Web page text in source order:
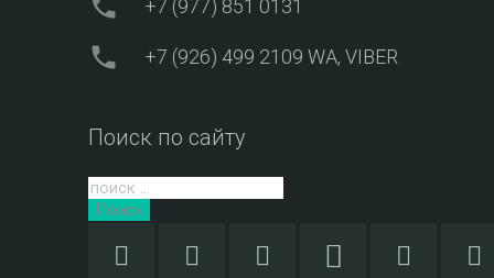
+7 (977) 851 0131
phone +7 (926) 499 2109 WA, VIBER
Поиск по сайту
Поиск